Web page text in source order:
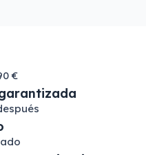
€